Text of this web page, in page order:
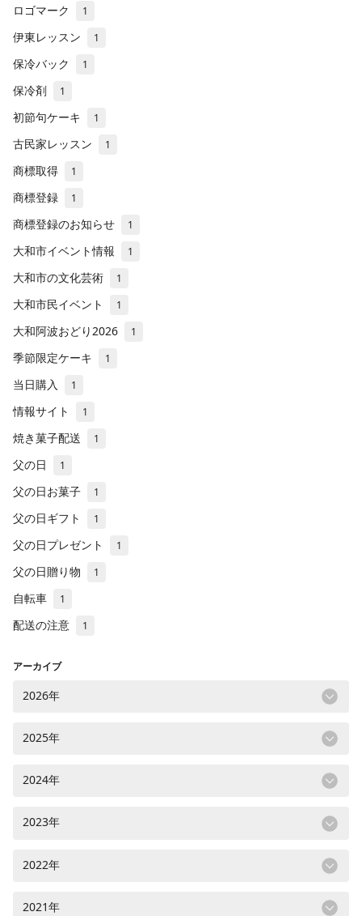
ロゴマーク 1
伊東レッスン 1
保冷バック 1
保冷剤 1
初節句ケーキ 1
古民家レッスン 1
商標取得 1
商標登録 1
商標登録のお知らせ 1
大和市イベント情報 1
大和市の文化芸術 1
大和市民イベント 1
大和阿波おどり2026 1
季節限定ケーキ 1
当日購入 1
情報サイト 1
焼き菓子配送 1
父の日 1
父の日お菓子 1
父の日ギフト 1
父の日プレゼント 1
父の日贈り物 1
自転車 1
配送の注意 1
アーカイブ
2026年
2025年
2024年
2023年
2022年
2021年